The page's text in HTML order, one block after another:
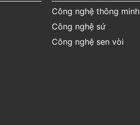
(Calcium
sứ
đập.
để tránh rò rỉ trong
Công nghệ thông minh
Công nghệ sứ
Công nghệ sen vòi